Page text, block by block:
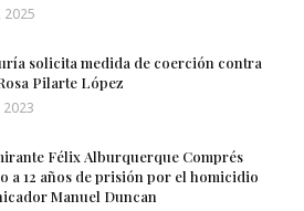
2025
solicita medida de coerción contra
Pilarte López
Félix Alburquerque Comprés
a 12 años de prisión por el homicidio
Manuel Duncan